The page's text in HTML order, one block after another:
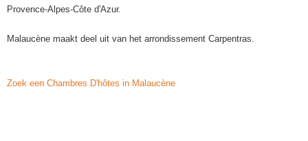
Provence-Alpes-Côte d'Azur.
Malaucène maakt deel uit van het arrondissement Carpentras.
Zoek een Chambres D'hôtes in Malaucène